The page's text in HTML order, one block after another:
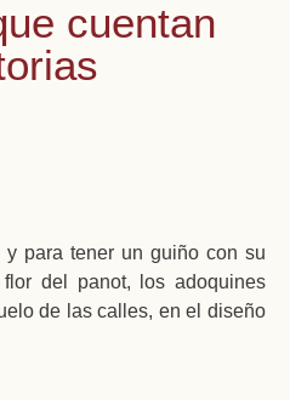
cuentan
para tener un guiño con su
del panot, los adoquines
de las calles, en el diseño